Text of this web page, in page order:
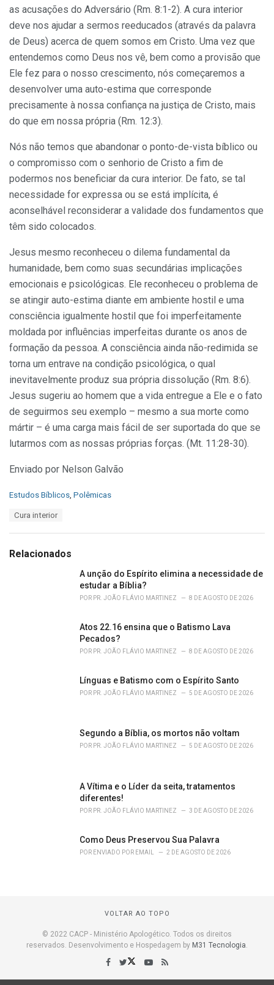
as acusações do Adversário (Rm. 8:1-2). A cura interior
deve nos ajudar a sermos reeducados (através da palavra
de Deus) acerca de quem somos em Cristo. Uma vez que
entendemos como Deus nos vê, bem como a provisão que
Ele fez para o nosso crescimento, nós começaremos a
desenvolver uma auto-estima que corresponde
precisamente à nossa confiança na justiça de Cristo, mais
do que em nossa própria (Rm. 12:3).
Nós não temos que abandonar o ponto-de-vista bíblico ou
o compromisso com o senhorio de Cristo a fim de
podermos nos beneficiar da cura interior. De fato, se tal
necessidade for expressa ou se está implícita, é
aconselhável reconsiderar a validade dos fundamentos que
têm sido colocados.
Jesus mesmo reconheceu o dilema fundamental da
humanidade, bem como suas secundárias implicações
emocionais e psicológicas. Ele reconheceu o problema de
se atingir auto-estima diante em ambiente hostil e uma
consciência igualmente hostil que foi imperfeitamente
moldada por influências imperfeitas durante os anos de
formação da pessoa. A consciência ainda não-redimida se
torna um entrave na condição psicológica, o qual
inevitavelmente produz sua própria dissolução (Rm. 8:6).
Jesus sugeriu ao homem que a vida entregue a Ele e o fato
de seguirmos seu exemplo – mesmo a sua morte como
mártir – é uma carga mais fácil de ser suportada do que se
lutarmos com as nossas próprias forças. (Mt. 11:28-30).
Enviado por Nelson Galvão
C
o
r
Estudos Bíblicos Polêmicas
:
Cura interior
Relacionados
A unção do Espírito elimina a necessidade de
estudar a Bíblia?
POR PR. JOÃO FLÁVIO MARTINEZ 8 DE AGOSTO DE 2026
Atos 22.16 ensina que o Batismo Lava
Pecados?
POR PR. JOÃO FLÁVIO MARTINEZ 8 DE AGOSTO DE 2026
Línguas e Batismo com o Espírito Santo
POR PR. JOÃO FLÁVIO MARTINEZ 5 DE AGOSTO DE 2026
Segundo a Bíblia, os mortos não voltam
POR PR. JOÃO FLÁVIO MARTINEZ 5 DE AGOSTO DE 2026
A Vítima e o Líder da seita, tratamentos
diferentes!
POR PR. JOÃO FLÁVIO MARTINEZ 3 DE AGOSTO DE 2026
Como Deus Preservou Sua Palavra
POR ENVIADO POR EMAIL 2 DE AGOSTO DE 2026
VOLTAR AO TOPO
© 2022 CACP - Ministério Apologético. Todos os direitos
reservados. Desenvolvimento e Hospedagem by M31 Tecnologia.